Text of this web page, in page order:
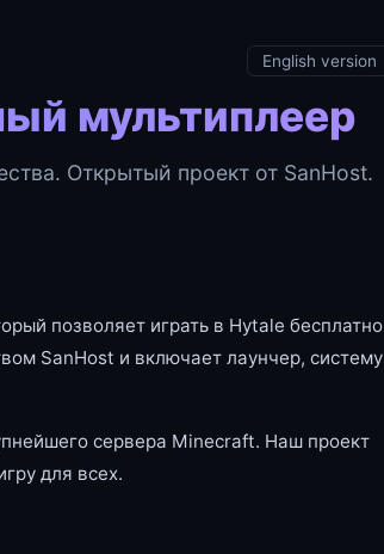
English version
мультиплеер
Открытый проект от SanHost.
позволяет играть в Hytale бесплатно
SanHost и включает лаунчер, систему
сервера Minecraft. Наш проект
для всех.